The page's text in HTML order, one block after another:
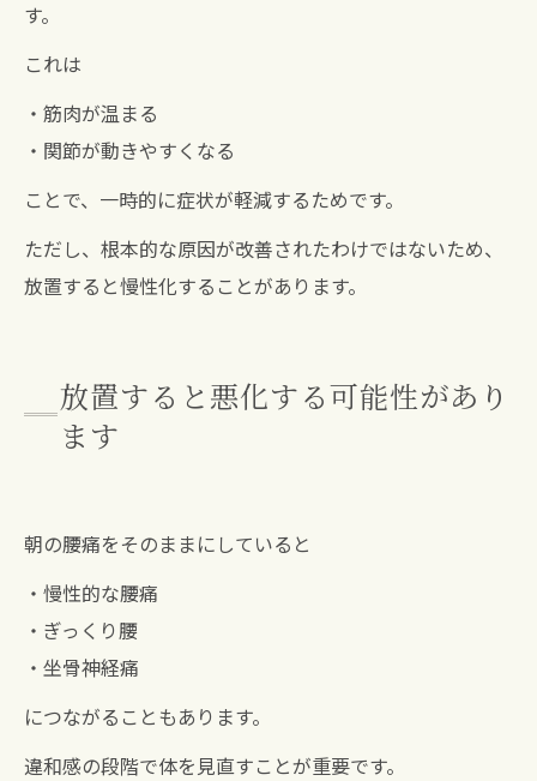
す。
これは
・筋肉が温まる
・関節が動きやすくなる
ことで、一時的に症状が軽減するためです。
ただし、根本的な原因が改善されたわけではないため、
放置すると慢性化することがあります。
放置すると悪化する可能性があり
ます
朝の腰痛をそのままにしていると
・慢性的な腰痛
・ぎっくり腰
・坐骨神経痛
につながることもあります。
違和感の段階で体を見直すことが重要です。